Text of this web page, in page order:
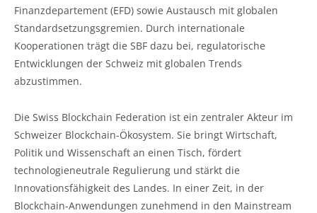
Finanzdepartement (EFD) sowie Austausch mit globalen
Standardsetzungsgremien. Durch internationale
Kooperationen trägt die SBF dazu bei, regulatorische
Entwicklungen der Schweiz mit globalen Trends
abzustimmen.
Die Swiss Blockchain Federation ist ein zentraler Akteur im
Schweizer Blockchain-Ökosystem. Sie bringt Wirtschaft,
Politik und Wissenschaft an einen Tisch, fördert
technologieneutrale Regulierung und stärkt die
Innovationsfähigkeit des Landes. In einer Zeit, in der
Blockchain-Anwendungen zunehmend in den Mainstream